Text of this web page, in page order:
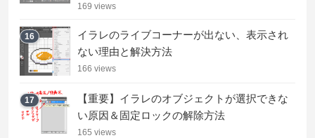
169 views
16
イラレのライブコーナーが出ない、表示され
ない理由と解決方法
166 views
17
【重要】イラレのオブジェクトが選択できな
い原因＆固定ロックの解除方法
165 views